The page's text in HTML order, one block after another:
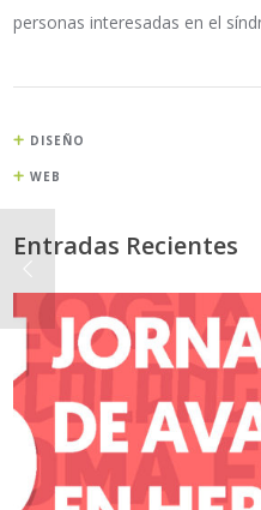
personas interesadas en el
DISEÑO
WEB
Entradas Recientes